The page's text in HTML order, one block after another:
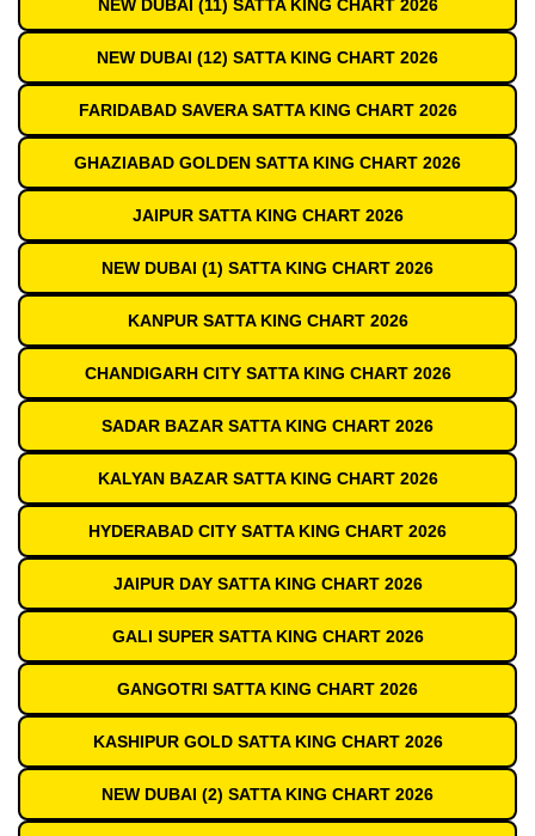
NEW DUBAI (11) SATTA KING CHART 2026
NEW DUBAI (12) SATTA KING CHART 2026
FARIDABAD SAVERA SATTA KING CHART 2026
GHAZIABAD GOLDEN SATTA KING CHART 2026
JAIPUR SATTA KING CHART 2026
NEW DUBAI (1) SATTA KING CHART 2026
KANPUR SATTA KING CHART 2026
CHANDIGARH CITY SATTA KING CHART 2026
SADAR BAZAR SATTA KING CHART 2026
KALYAN BAZAR SATTA KING CHART 2026
HYDERABAD CITY SATTA KING CHART 2026
JAIPUR DAY SATTA KING CHART 2026
GALI SUPER SATTA KING CHART 2026
GANGOTRI SATTA KING CHART 2026
KASHIPUR GOLD SATTA KING CHART 2026
NEW DUBAI (2) SATTA KING CHART 2026